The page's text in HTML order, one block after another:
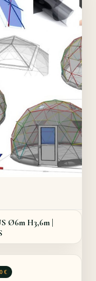
Ø6m H3,6m |
€Current